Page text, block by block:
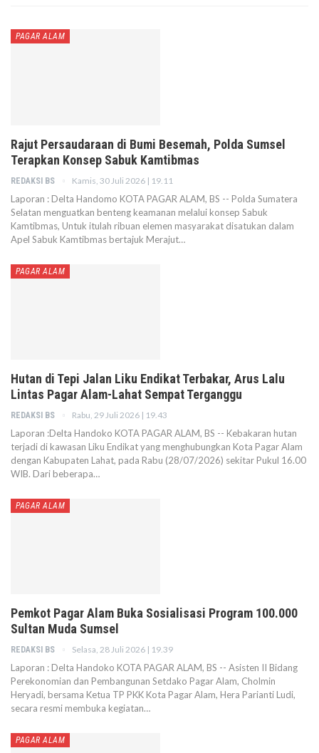
PAGAR ALAM
Rajut Persaudaraan di Bumi Besemah, Polda Sumsel
Terapkan Konsep Sabuk Kamtibmas
REDAKSI BS Kamis, 30 Juli 2026 | 19.11
Laporan : Delta Handomo KOTA PAGAR ALAM, BS -- Polda Sumatera
Selatan menguatkan benteng keamanan melalui konsep Sabuk
Kamtibmas, Untuk itulah ribuan elemen masyarakat disatukan dalam
Apel Sabuk Kamtibmas bertajuk Merajut…
PAGAR ALAM
Hutan di Tepi Jalan Liku Endikat Terbakar, Arus Lalu
Lintas Pagar Alam-Lahat Sempat Terganggu
REDAKSI BS Rabu, 29 Juli 2026 | 19.43
Laporan :Delta Handoko KOTA PAGAR ALAM, BS -- Kebakaran hutan
terjadi di kawasan Liku Endikat yang menghubungkan Kota Pagar Alam
dengan Kabupaten Lahat, pada Rabu (28/07/2026) sekitar Pukul 16.00
WIB. Dari beberapa…
PAGAR ALAM
Pemkot Pagar Alam Buka Sosialisasi Program 100.000
Sultan Muda Sumsel
REDAKSI BS Selasa, 28 Juli 2026 | 19.39
Laporan : Delta Handoko KOTA PAGAR ALAM, BS -- Asisten II Bidang
Perekonomian dan Pembangunan Setdako Pagar Alam, Cholmin
Heryadi, bersama Ketua TP PKK Kota Pagar Alam, Hera Parianti Ludi,
secara resmi membuka kegiatan…
PAGAR ALAM